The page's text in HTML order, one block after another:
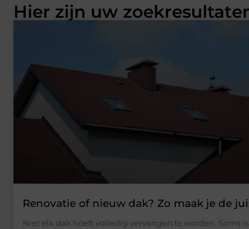
Hier zijn uw
Renovatie of nieuw dak? Zo maak je de
Niet elk dak hoeft volledig vervangen te worden. Soms